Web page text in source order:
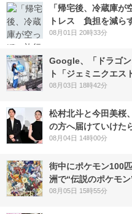
「帰宅後、冷蔵庫
トレス 負担を減ら
08月01日 20時33分
Google、「ドラゴ
ト「ジェミニクエス
08月03日 18時42分
松村北斗と今田美桜
の方へ届けていけた
08月04日 14時00分
街中にポケモン100
洲で“伝説のポケモ
08月05日 15時55分